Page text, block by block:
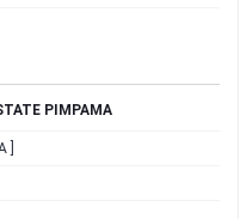
PIMPAMA
]